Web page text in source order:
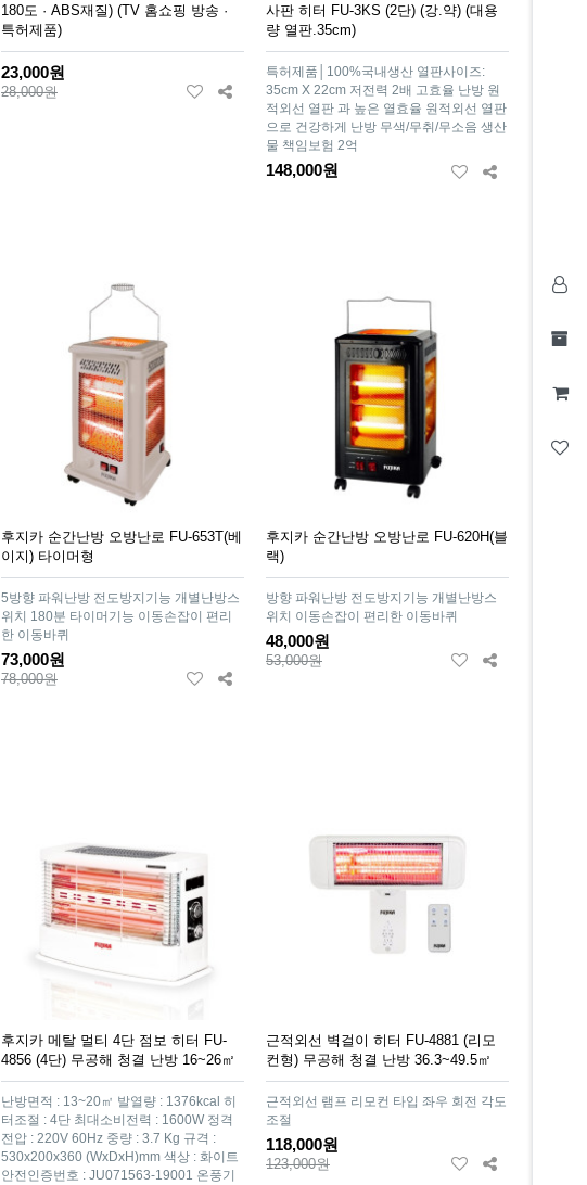
180도 · ABS재질) (TV 홈쇼핑 방송 ·
특허제품)
23,000원
28,000원
사판 히터 FU-3KS (2단) (강.약) (대용
량 열판.35cm)
특허제품│100%국내생산 열판사이즈:
35cm X 22cm 저전력 2배 고효율 난방 원
적외선 열판 과 높은 열효율 원적외선 열판
으로 건강하게 난방 무색/무취/무소음 생산
물 책임보험 2억
148,000원
후지카 순간난방 오방난로 FU-653T(베
이지) 타이머형
5방향 파워난방 전도방지기능 개별난방스
위치 180분 타이머기능 이동손잡이 편리
한 이동바퀴
73,000원
78,000원
후지카 순간난방 오방난로 FU-620H(블
랙)
방향 파워난방 전도방지기능 개별난방스
위치 이동손잡이 편리한 이동바퀴
48,000원
53,000원
후지카 메탈 멀티 4단 점보 히터 FU-
4856 (4단) 무공해 청결 난방 16~26㎡
난방면적 : 13~20㎡ 발열량 : 1376kcal 히
터조절 : 4단 최대소비전력 : 1600W 정격
전압 : 220V 60Hz 중량 : 3.7 Kg 규격 :
530x200x360 (WxDxH)mm 색상 : 화이트
안전인증번호 : JU071563-19001 온풍기
근적외선 벽걸이 히터 FU-4881 (리모
컨형) 무공해 청결 난방 36.3~49.5㎡
근적외선 램프 리모컨 타입 좌우 회전 각도
조절
118,000원
123,000원